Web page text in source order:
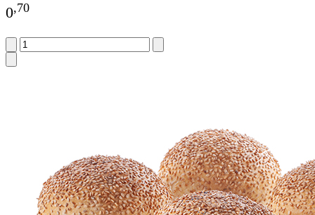
0,70